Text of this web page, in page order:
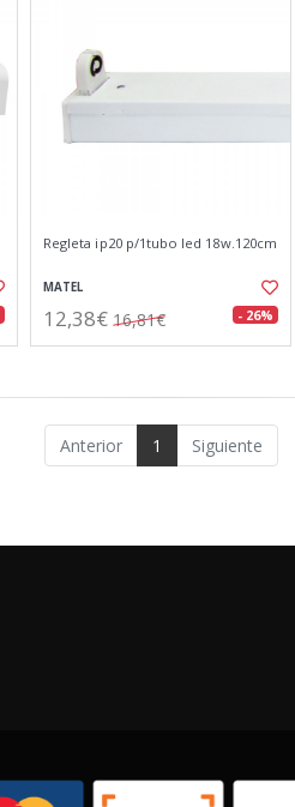
Regleta ip20 p/1tubo led 18w.120cm
MATEL
12,38€ 16,81€ - 26%
Anterior 1 Siguiente